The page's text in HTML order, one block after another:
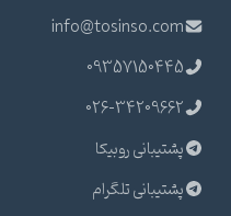
info@tosinso.com
09357150445
026-34209662
پشتیبانی روبیکا
پشتیبانی تلگرام